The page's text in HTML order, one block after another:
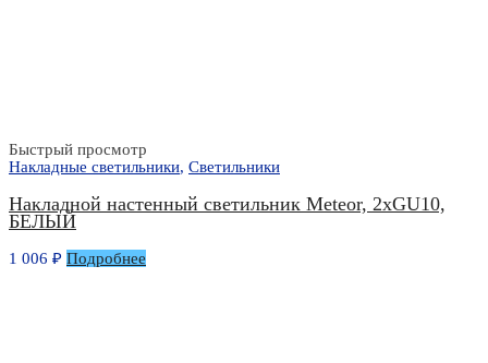
Быстрый просмотр
Накладные светильники, Светильники
Накладной настенный светильник Meteor, 2xGU10,
БЕЛЫЙ
1 006 ₽ Подробнее